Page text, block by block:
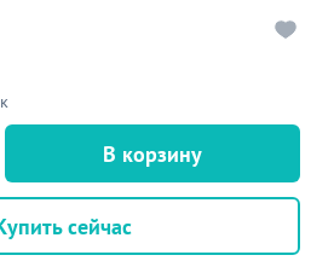
В корзину
сейчас